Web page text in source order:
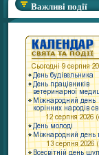
Важливі події